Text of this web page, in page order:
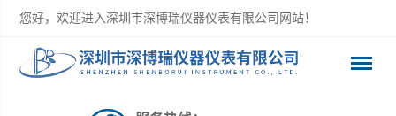
您好，欢迎进入深圳市深博瑞仪器仪表有限公司网站！